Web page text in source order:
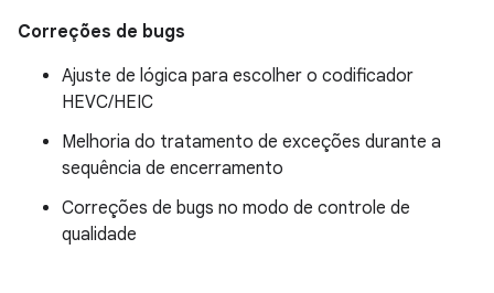
Correções de bugs
Ajuste de lógica para escolher o codificador
HEVC/HEIC
Melhoria do tratamento de exceções durante a
sequência de encerramento
Correções de bugs no modo de controle de
qualidade